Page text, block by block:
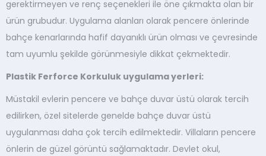
gerektirmeyen ve renç seçenekleri ile öne çıkmakta olan bir
ürün grubudur. Uygulama alanları olarak pencere önlerinde
bahçe kenarlarında hafif dayanıklı ürün olması ve çevresinde
tam uyumlu şekilde görünmesiyle dikkat çekmektedir.
Plastik Ferforce Korkuluk uygulama yerleri:
Müstakil evlerin pencere ve bahçe duvar üstü olarak tercih
edilirken, özel sitelerde genelde bahçe duvar üstü
uygulanması daha çok tercih edilmektedir. Villaların pencere
önlerin de güzel görüntü sağlamaktadır. Devlet okul,